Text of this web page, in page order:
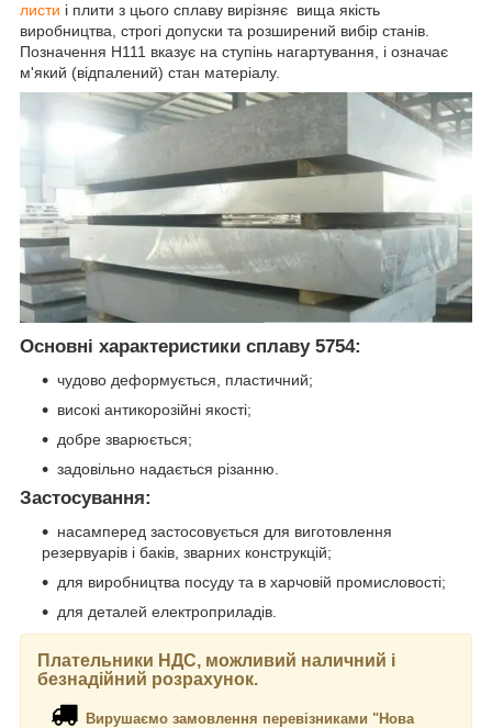
листи і плити з цього сплаву вирізняє вища якість
виробництва, строгі допуски та розширений вибір станів.
Позначення Н111 вказує на ступінь нагартування, і означає
м'який (відпалений) стан матеріалу.
Основні характеристики сплаву 5754:
чудово деформується, пластичний;
високі антикорозійні якості;
добре зварюється;
задовільно надається різанню.
Застосування:
насамперед застосовується для виготовлення
резервуарів і баків, зварних конструкцій;
для виробництва посуду та в харчовій промисловості;
для деталей електроприладів.
Плательники НДС, можливий наличний і
безнадійний розрахунок.
Вирушаємо замовлення перевізниками "Нова